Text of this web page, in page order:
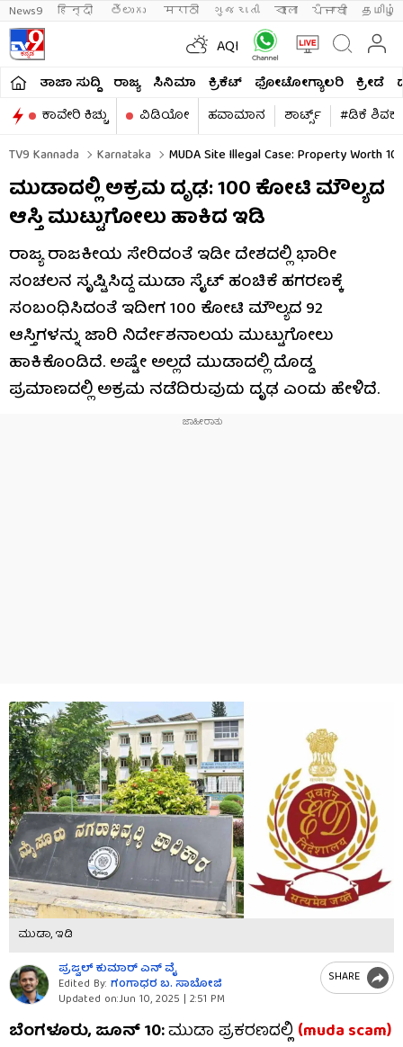
News9 हिन्दी తెలుగు मराठी ગુજરાતી বাংলা ਪੰਜਾਬੀ தமிழ்
AQI
ತಾಜಾ ಸುದ್ದಿ ರಾಜ್ಯ ಸಿನಿಮಾ ಕ್ರಿಕೆಟ್​ ಫೋಟೋಗ್ಯಾಲರಿ ಕ್ರೀಡೆ
ಕಾವೇರಿ ಕಿಚ್ಚು
ವಿಡಿಯೋ ಹವಾಮಾನ ಶಾರ್ಟ್ಸ್​
#ಡಿಕೆ
TV9 Kannada
Karnataka MUDA Site Illegal Case: Property Worth
ಮುಡಾದಲ್ಲಿ ಅಕ್ರಮ ದೃಢ: 100 ಕೋಟಿ ಮೌಲ್ಯದ
ಆಸ್ತಿ ಮುಟ್ಟುಗೋಲು ಹಾಕಿದ ಇಡಿ
ರಾಜ್ಯ ರಾಜಕೀಯ ಸೇರಿದಂತೆ ಇಡೀ ದೇಶದಲ್ಲಿ ಭಾರೀ
ಸಂಚಲನ ಸೃಷ್ಟಿಸಿದ್ದ ಮುಡಾ ಸೈಟ್​ ಹಂಚಿಕೆ ಹಗರಣಕ್ಕೆ
ಸಂಬಂಧಿಸಿದಂತೆ ಇದೀಗ 100 ಕೋಟಿ ಮೌಲ್ಯದ 92
ಆಸ್ತಿಗಳನ್ನು ಜಾರಿ ನಿರ್ದೇಶನಾಲಯ ಮುಟ್ಟುಗೋಲು
ಹಾಕಿಕೊಂಡಿದೆ. ಅಷ್ಟೇ ಅಲ್ಲದೆ ಮುಡಾದಲ್ಲಿ ದೊಡ್ಡ
ಪ್ರಮಾಣದಲ್ಲಿ ಅಕ್ರಮ ನಡೆದಿರುವುದು ದೃಢ ಎಂದು ಹೇಳಿದೆ.
ಮುಡಾ, ಇಡಿ
ಪ್ರಜ್ವಲ್​ ಕುಮಾರ್ ಎನ್​ ವೈ
Edited By: ಗಂಗಾಧರ​ ಬ. ಸಾಬೋಜಿ
Updated on:Jun 10, 2025 | 2:51 PM
SHARE
ಬೆಂಗಳೂರು, ಜೂನ್​ 10:ಮುಡಾ ಪ್ರಕರಣದಲ್ಲಿ(muda scam)